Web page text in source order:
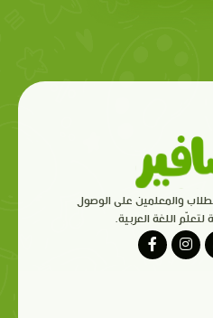
والمعلمين على الوصول
اللغة العربية.